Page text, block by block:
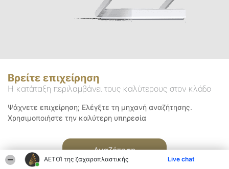
ΑΕΤΟΊ της ζαχαροπλαστικής Live chat
Βρείτε επιχείρηση
Η κατάταξη περιλαμβάνει τους καλύτερους στον κλάδο
Ψάχνετε επιχείρηση; Ελέγξτε τη μηχανή αναζήτησης.
Χρησιμοποιήστε την καλύτερη υπηρεσία
Αναζήτηση